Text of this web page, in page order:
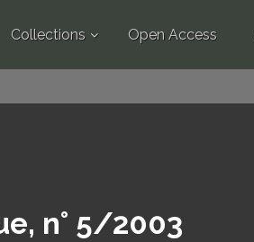
Collections Open Access
n° 5/2003